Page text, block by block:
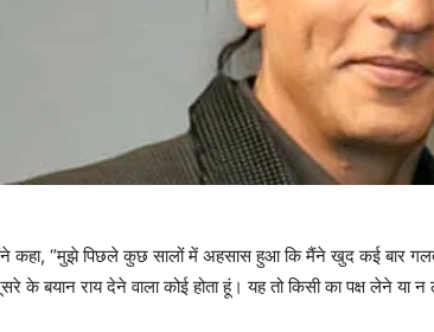
कहा, “मुझे पिछले कुछ सालों में अहसास हुआ कि मैंने खुद कई बार
के बयान राय देने वाला कोई होता हूं। यह तो किसी का पक्ष लेने या न